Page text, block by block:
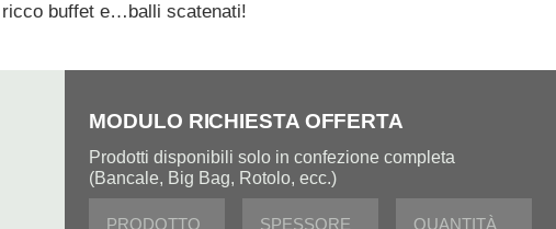
ricco buffet e…balli scatenati!
MODULO RICHIESTA OFFERTA
Prodotti disponibili solo in confezione completa
(Bancale, Big Bag, Rotolo, ecc.)